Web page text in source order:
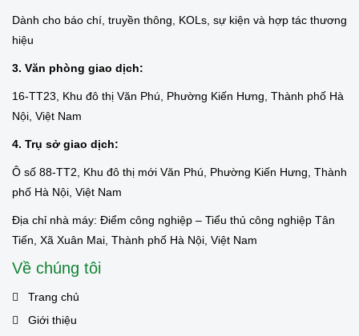
Dành cho báo chí, truyền thông, KOLs, sự kiện và hợp tác thương
hiệu
3. Văn phòng giao dịch:
16-TT23, Khu đô thị Văn Phú, Phường Kiến Hưng, Thành phố Hà
Nội, Việt Nam
4. Trụ sở giao dịch:
Ô số 88-TT2, Khu đô thị mới Văn Phú, Phường Kiến Hưng, Thành
phố Hà Nội, Việt Nam
Địa chỉ nhà máy: Điểm công nghiệp – Tiểu thủ công nghiệp Tân
Tiến, Xã Xuân Mai, Thành phố Hà Nội, Việt Nam
Về chúng tôi
Trang chủ
Giới thiệu